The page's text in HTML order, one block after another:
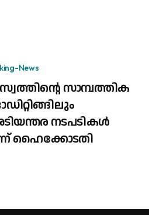
News
സാമ്പത്തിക
നടപടികൾ
ഹൈക്കോടതി